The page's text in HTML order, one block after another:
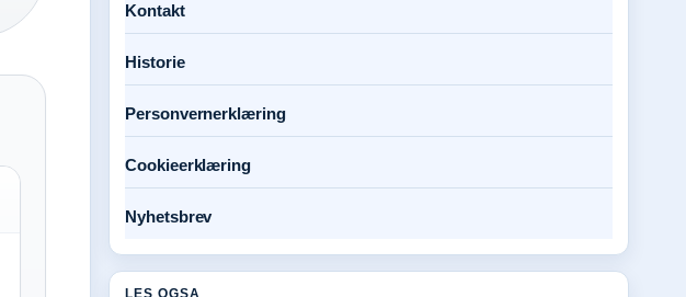
Kontakt
Historie
Personvernerklæring
Cookieerklæring
Nyhetsbrev
LES OGSA